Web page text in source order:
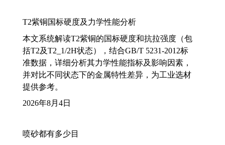
T2紫铜国标硬度及力学性能分析
本文系统解读T2紫铜的国标硬度和抗拉强度（包
括T2及T2_1/2H状态），结合GB/T 5231-2012标
准数据，详细分析其力学性能指标及影响因素，
并对比不同状态下的金属特性差异，为工业选材
提供参考。
2026年8月4日
喷砂都有多少目